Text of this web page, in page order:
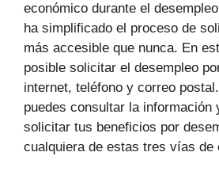
económico durante el
ha simplificado el proceso de
más accesible que nunca. En
posible solicitar el desempleo
internet, teléfono y correo
puedes consultar la información
solicitar tus beneficios por
cualquiera de estas tres vías de